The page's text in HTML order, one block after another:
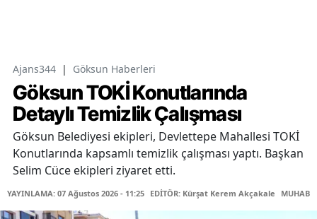
Ajans344 | Göksun Haberleri
Göksun TOKİ Konutlarında
Detaylı Temizlik Çalışması
Göksun Belediyesi ekipleri, Devlettepe Mahallesi TOKİ
Konutlarında kapsamlı temizlik çalışması yaptı. Başkan
Selim Cüce ekipleri ziyaret etti.
YAYINLAMA: 07 Ağustos 2026 - 11:25 EDİTÖR: Kürşat Kerem Akçakale